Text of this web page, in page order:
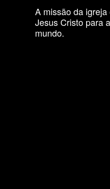
A missão da
Jesus Cristo para
mundo.